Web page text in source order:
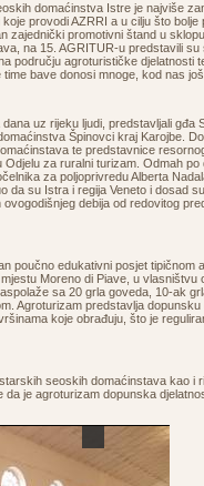
domaćinstva Istre je najviše
provodi AZRRI a u cilju što
zajednički promotivni štand u
na 15. AGRITUR-u predstavili su
području agroturističke djelatnosti
bave donosi mnoge, kod nas
uz rijeku ljudi, predstavljali gđa
Špinovci kraj Karojbe.
te predstavnice
za ruralni turizam. Odmah
za poljoprivredu Alberta
da su Istra i regija Veneto i dosad
debija od redovitog
poučno edukativni posjet tipičnom
Moreno di Piave, u vlasništvu
sa 20 grla goveda, 10-ak
Agroturizam predstavlja
koje obrađuju, što je
seoskih domaćinstava kao i
je agroturizam dopunska